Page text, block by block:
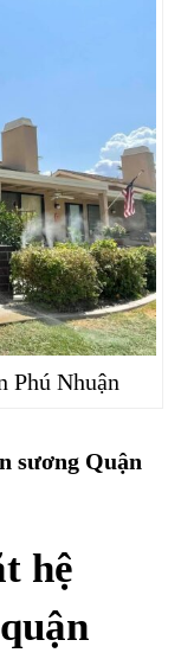
Phú Nhuận
sương Quận
hệ